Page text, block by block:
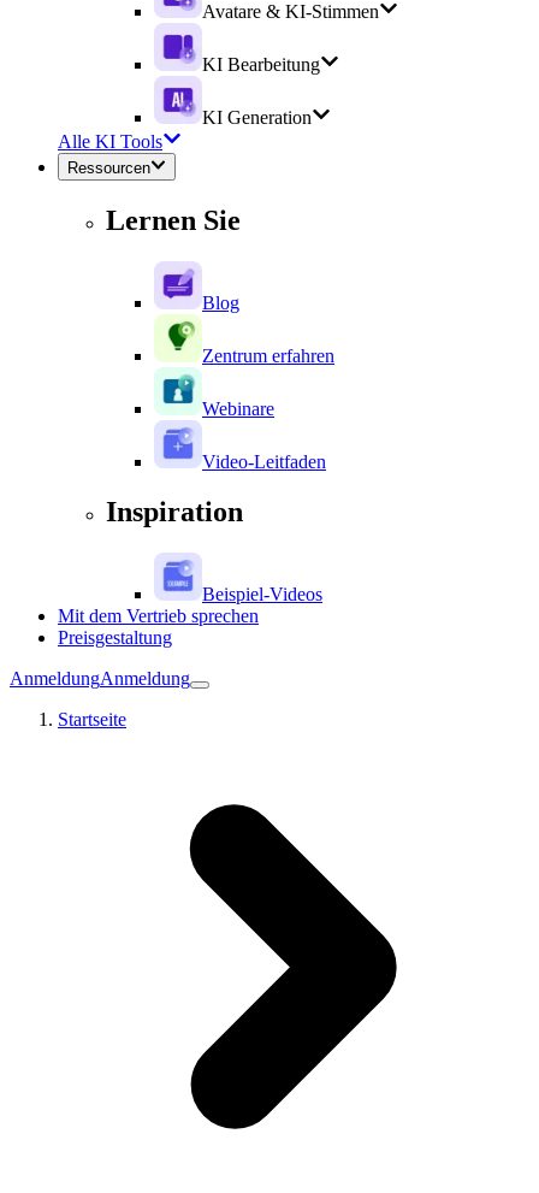
Avatare & KI-Stimmen
KI Bearbeitung
KI Generation
Alle KI Tools
Ressourcen
Lernen Sie
Blog
Zentrum erfahren
Webinare
Video-Leitfaden
Inspiration
Beispiel-Videos
Mit dem Vertrieb sprechen
Preisgestaltung
AnmeldungAnmeldung
Startseite